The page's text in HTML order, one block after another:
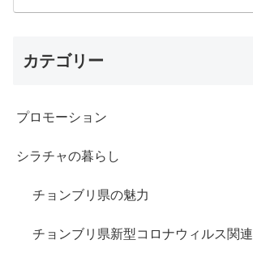
カテゴリー
プロモーション
シラチャの暮らし
チョンブリ県の魅力
チョンブリ県新型コロナウィルス関連